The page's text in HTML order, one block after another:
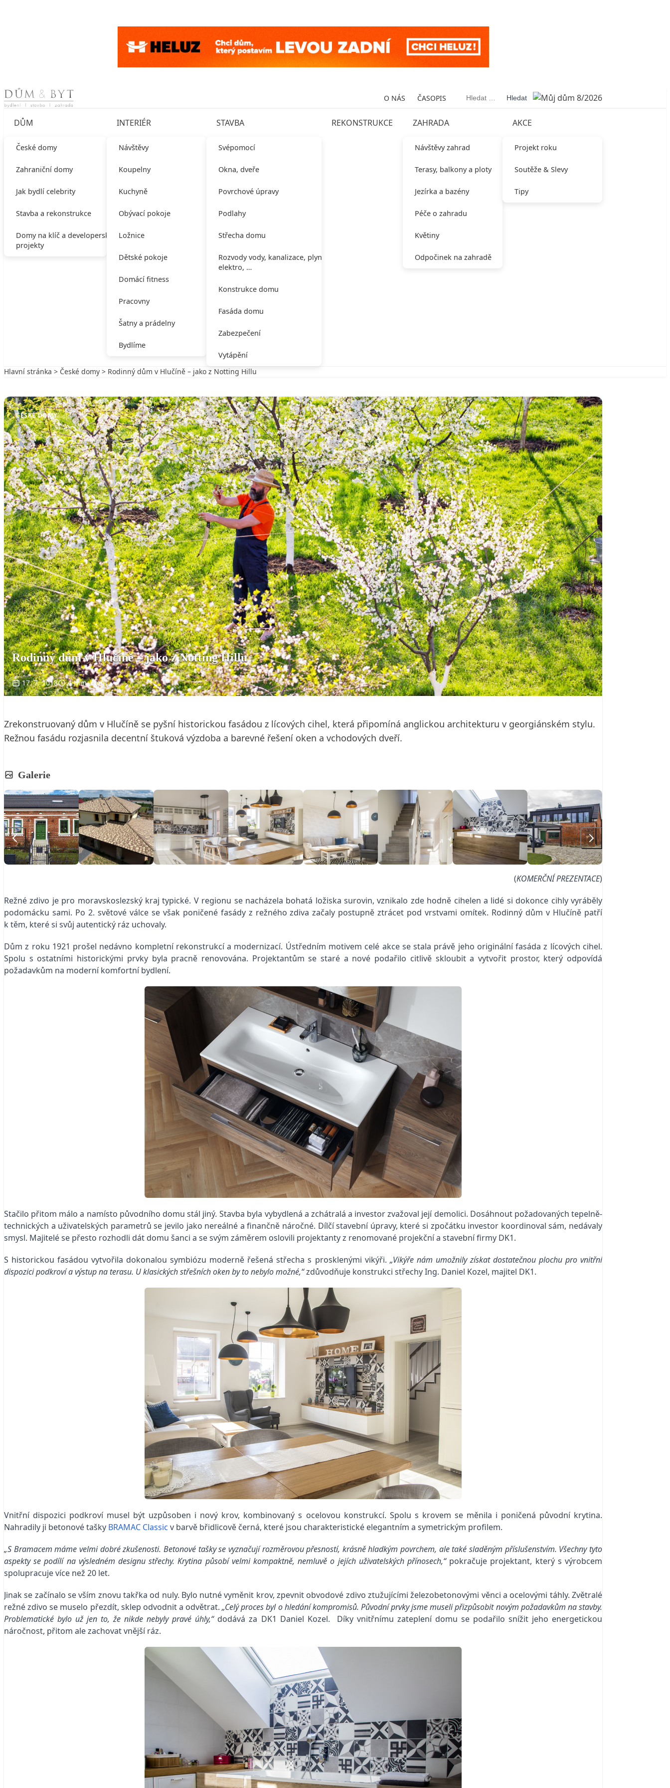
Skip to content O NÁS ČASOPIS Vyhledávání
DŮM
České domy
Zahraniční domy
Jak bydlí celebrity
Stavba a rekonstrukce
Domy na klíč a developerské
projekty
INTERIÉR
Návštěvy
Koupelny
Kuchyně
Obývací pokoje
Ložnice
Dětské pokoje
Domácí fitness
Pracovny
Šatny a prádelny
Bydlíme
STAVBA
Svépomocí
Okna, dveře
Povrchové úpravy
Podlahy
Střecha domu
Rozvody vody, kanalizace, plynu,
elektro, …
Konstrukce domu
Fasáda domu
Zabezpečení
Vytápění
REKONSTRUKCE ZAHRADA
Návštěvy zahrad
Terasy, balkony a ploty
Jezírka a bazény
Péče o zahradu
Květiny
Odpočinek na zahradě
AKCE
Projekt roku
Soutěže & Slevy
Tipy
Hlavní stránka > České domy > Rodinný dům v Hlučíně – jako z Notting Hillu
ČESKÉ DOMY
Rodinný dům v Hlučíně – jako z Notting Hillu
17. 7. 2018 4 min. čtení
Zrekonstruovaný dům v Hlučíně se pyšní historickou fasádou z lícových cihel, která připomíná anglickou architekturu v georgiánském stylu.
Režnou fasádu rozjasnila decentní štuková výzdoba a barevné řešení oken a vchodových dveří.
Galerie
(KOMERČNÍ PREZENTACE)
Režné zdivo je pro moravskoslezský kraj typické. V regionu se nacházela bohatá ložiska surovin, vznikalo zde hodně cihelen a lidé si dokonce cihly vyráběly
podomácku sami. Po 2. světové válce se však poničené fasády z režného zdiva začaly postupně ztrácet pod vrstvami omítek. Rodinný dům v Hlučíně patří
k těm, které si svůj autentický ráz uchovaly.
Dům z roku 1921 prošel nedávno kompletní rekonstrukcí a modernizací. Ústředním motivem celé akce se stala právě jeho originální fasáda z lícových cihel.
Spolu s ostatními historickými prvky byla pracně renovována. Projektantům se staré a nové podařilo citlivě skloubit a vytvořit prostor, který odpovídá
požadavkům na moderní komfortní bydlení.
Stačilo přitom málo a namísto původního domu stál jiný. Stavba byla vybydlená a zchátralá a investor zvažoval její demolici. Dosáhnout požadovaných tepelně-
technických a uživatelských parametrů se jevilo jako nereálné a finančně náročné. Dílčí stavební úpravy, které si zpočátku investor koordinoval sám, nedávaly
smysl. Majitelé se přesto rozhodli dát domu šanci a se svým záměrem oslovili projektanty z renomované projekční a stavební firmy DK1.
S historickou fasádou vytvořila dokonalou symbiózu moderně řešená střecha s prosklenými vikýři. „Vikýře nám umožnily získat dostatečnou plochu pro vnitřní
dispozici podkroví a výstup na terasu. U klasických střešních oken by to nebylo možné,“zdůvodňuje konstrukci střechy Ing. Daniel Kozel, majitel DK1.
Vnitřní dispozici podkroví musel být uzpůsoben i nový krov, kombinovaný s ocelovou konstrukcí. Spolu s krovem se měnila i poničená původní krytina.
Nahradily ji betonové tašky BRAMAC Classic v barvě břidlicově černá, které jsou charakteristické elegantním a symetrickým profilem.
„S Bramacem máme velmi dobré zkušenosti. Betonové tašky se vyznačují rozměrovou přesností, krásně hladkým povrchem, ale také sladěným příslušenstvím. Všechny tyto
aspekty se podílí na výsledném designu střechy. Krytina působí velmi kompaktně, nemluvě o jejích uživatelských přínosech,“pokračuje projektant, který s výrobcem
spolupracuje více než 20 let.
Jinak se začínalo se vším znovu takřka od nuly. Bylo nutné vyměnit krov, zpevnit obvodové zdivo ztužujícími železobetonovými věnci a ocelovými táhly. Zvětralé
režné zdivo se muselo přezdít, sklep odvodnit a odvětrat.„Celý proces byl o hledání kompromisů. Původní prvky jsme museli přizpůsobit novým požadavkům na stavby.
Problematické bylo už jen to, že nikde nebyly pravé úhly,“dodává za DK1 Daniel Kozel. Díky vnitřnímu zateplení domu se podařilo snížit jeho energetickou
náročnost, přitom ale zachovat vnější ráz.